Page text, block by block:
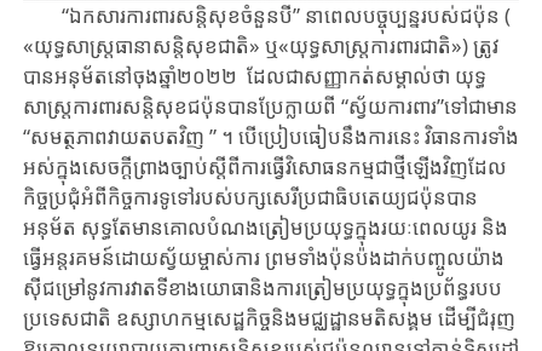
“ឯកសារ​ការពារសន្តិសុខ​ចំនួន​បី​” នា​ពេល​បច្ចុប្បន្ន​របស់​ជប៉ុន​ (
«យុទ្ធសាស្រ្ត​ធានា​ស​ន្តិ​សុខ​ជាតិ» ឬ«យុទ្ធសាស្ត្រ​ការពារជាតិ»​) ត្រូវ​
បាន​អនុម័ត​នៅចុង​ឆ្នាំ​២០២២ ដែល​​ជា​ស​ញ្ញា​​កត់​សម្គាល់ថា យុទ្ធ
សាស្ត្រ​ការពារ​សន្តិសុខ​ជប៉ុនបាន​ប្រែក្លាយពី “ស្វ័យការពារ​”ទៅជា​មា​ន​
“សមត្ថភាពវាយ​តបតវិញ ” ។ បើប្រៀបធៀបនឹង​ការ​នេះ វិធានការទាំង​
អស់​ក្នុង​សេចក្តីព្រាង​ច្បាប់ស្តីពី​ការ​ធ្វើវិសោធនកម្មជា​ថ្មីឡើងវិញ​ដែល​
កិច្ច​ប្រជុំ​អំពីកិច្ចការ​ទូទៅ​របស់​​បក្សសេ​រីប្រជាធិបតេយ្យជប៉ុន​បាន
អនុម័ត សុទ្ធតែ​មាន​គោលបំណង​ត្រៀមប្រយុទ្ធ​ក្នុង​រយៈពេ​ល​​​យូរ និង​
ធ្វើ​អន្តរគមន៍​ដោយស្វ័យ​ម្ចាស់ការ ព្រមទាំង​ប៉ុនប៉ងដាក់​បញ្ចូលយ៉ាង​
ស៊ីជម្រៅនូវ​​កា​​រ​​វាតទីខាង​យោធានិង​កា​រត្រៀម​ប្រយុទ្ធ​ក្នុងប្រព័ន្ធ​របប
ប្រទេស​ជាតិ​ ឧស្សាហកម្ម​សេដ្ឋកិ​ច្ច​​និង​មជ្ឈដ្ឋាន​មតិ​សង្គម​ ដើម្បីជំរុញ​